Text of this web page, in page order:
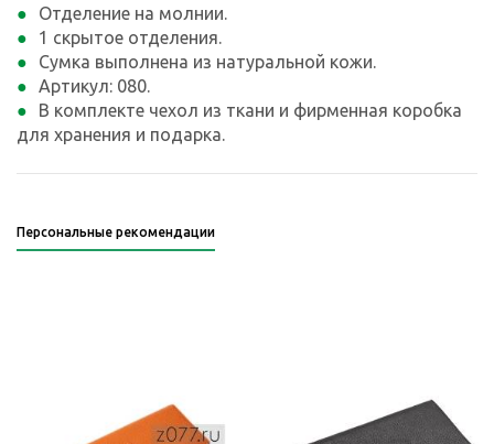
Отделение на молнии.
1 скрытое отделения.
Сумка выполнена из натуральной кожи.
Артикул: 080.
В комплекте чехол из ткани и фирменная коробка
для хранения и подарка.
Персональные рекомендации